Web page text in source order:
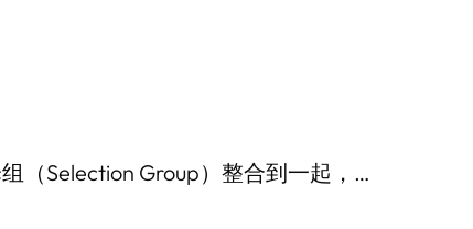
（Selection Group）整合到一起，…